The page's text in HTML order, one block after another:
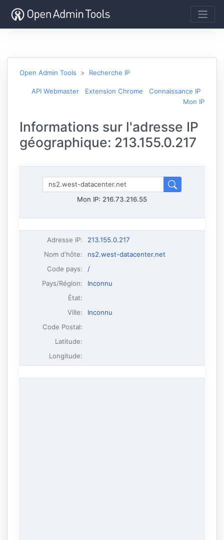
Open Admin Tools Recherche IP
API Webmaster Extension Chrome
Connaissance IP
Mon IP
Informations sur l'adresse IP
géographique: 213.155.0.217
Mon IP: 216.73.216.55
Adresse IP:
213.155.0.217
Nom d'hôte:
ns2.west-datacenter.net
Code pays:
/
Pays/Région:
Inconnu
État:
Ville:
Inconnu
Code Postal:
Latitude:
Longitude: